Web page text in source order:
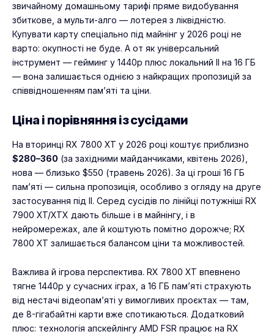
звичайному домашньому тарифі пряме видобування
збиткове, а мульти-алго — лотерея з ліквідністю.
Купувати карту спеціально під майнінг у 2026 році не
варто: окупності не буде. А от як універсальний
інструмент — гейминг у 1440p плюс локальний ІІ на 16 ГБ
— вона залишається однією з найкращих пропозицій за
співвідношенням пам’яті та ціни.
Ціна і порівняння із сусідами
На вторинці RX 7800 XT у 2026 році коштує приблизно
$280–360 (за західними майданчиками, квітень 2026),
нова — близько $550 (травень 2026). За ці гроші 16 ГБ
пам’яті — сильна пропозиція, особливо з огляду на друге
застосування під ІІ. Серед сусідів по лінійці потужніші RX
7900 XT/XTX дають більше і в майнінгу, і в
нейромережах, але й коштують помітно дорожче; RX
7800 XT залишається балансом ціни та можливостей.
Важлива й ігрова перспектива. RX 7800 XT впевнено
тягне 1440p у сучасних іграх, а 16 ГБ пам’яті страхують
від нестачі відеопам’яті у вимогливих проєктах — там,
де 8-гігабайтні карти вже спотикаються. Додатковий
плюс: технологія апскейлінгу AMD FSR працює на RX